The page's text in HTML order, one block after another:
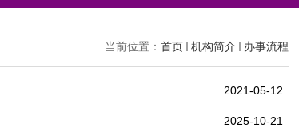
当前位置： 首页 机构简介 办事流程
2021-05-12
2025-10-21